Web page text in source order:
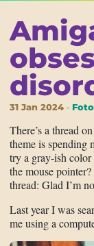
31 Jan 2024
There’s a thread
theme is spending
try a gray-ish
the mouse
thread: Glad I’m
Last year I was
me using a